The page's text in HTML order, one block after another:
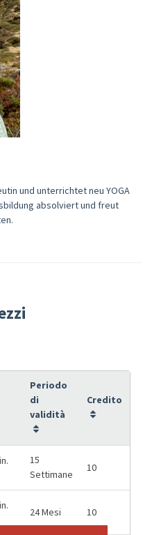
und unterrichtet neu YOGA
absolviert und freut
Periodo
di
validità
Credito
15
Settimane
10
24 Mesi 10